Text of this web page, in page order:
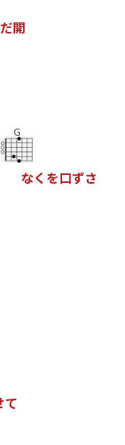
だ開
G
なく を口ずさ
て